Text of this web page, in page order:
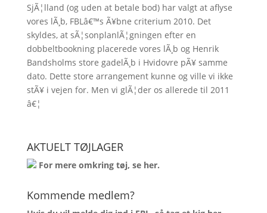
SjÃ¦lland (og uden at betale bod) har valgt at aflyse
vores lÃ¸b, FBLâ€™s Ã¥bne criterium 2010. Det
skyldes, at sÃ¦sonplanlÃ¦gningen efter en
dobbeltbookning placerede vores lÃ¸b og Henrik
Bandsholms store gadelÃ¸b i Hvidovre pÃ¥ samme
dato. Dette store arrangement kunne og ville vi ikke
stÃ¥ i vejen for. Men vi glÃ¦der os allerede til 2011
â€¦
AKTUELT TØJLAGER
For mere omkring tøj, se her.
Kommende medlem?